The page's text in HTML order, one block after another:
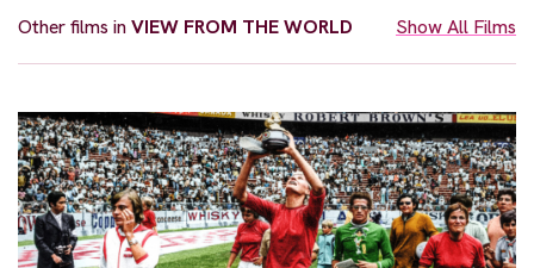
Other films inVIEW FROM THE WORLD Show All Films